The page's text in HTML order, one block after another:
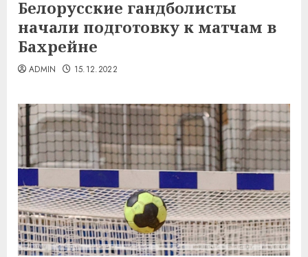
Белорусские гандболисты
начали подготовку к матчам в
Бахрейне
ADMIN 15.12.2022